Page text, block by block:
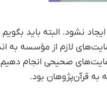
نشود. البته باید
لازم از مؤسسه به
صحیحی انجام
به قرآن‌پژوهان بود.